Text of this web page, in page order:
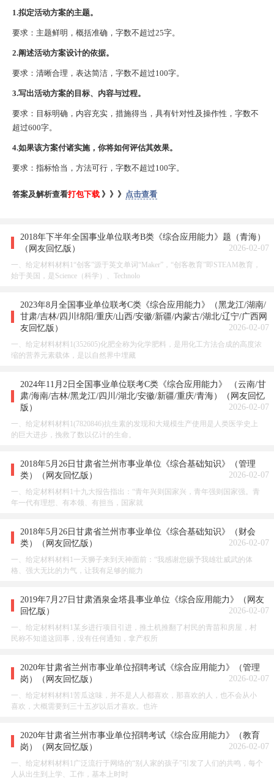
1.拟定活动方案的主题。
要求：主题鲜明，概括准确，字数不超过25字。
2.阐述活动方案设计的依据。
要求：清晰合理，表达简洁，字数不超过100字。
3.写出活动方案的目标、内容与过程。
要求：目标明确，内容充实，措施得当，具有针对性及操作性，字数不
超过600字。
4.如果该方案付诸实施，你将如何评估其效果。
要求：指标恰当，方法可行，字数不超过100字。
答案及解析查看打包下载 》》》 点击查看
2018年下半年全国事业单位联考B类《综合应用能力》题（青海）
（网友回忆版）
2026-02-07
一、给定材料材料1“创客”源于英文单词“Maker”，“创客教育”即STEAM教育，
始于美国，是Science（科学）、Technolo
2023年8月全国事业单位联考C类《综合应用能力》（黑龙江/湖南/
甘肃/吉林/四川绵阳/重庆/山西/安徽/新疆/内蒙古/湖北/辽宁/广西网
友回忆版）
2026-02-07
一、给定材料材料1(352605)化肥全称为化学肥料，是用化工方法合成的高度浓
缩的营养元素载体，是以自然界中埋藏
2024年11月2日全国事业单位联考C类《综合应用能力》 （云南/甘
肃/海南/吉林/黑龙江/四川/湖北/安徽/新疆/重庆/青海）（网友回忆
版）
2026-02-07
一、给定材料材料1(7820846)抗生素的发现和大规模生产使用是人类医学史上
的巨大进步，挽救了数以亿计的生命。
2018年5月26日甘肃省兰州市事业单位《综合基础知识》（管理
类）（网友回忆版）
2026-02-07
一、给定材料材料1十九大报告指出：“青年兴则国家兴，青年强则国家强。青
年一代有理想、有本领、有担当，国家就
2018年5月26日甘肃省兰州市事业单位《综合基础知识》（财会
类）（网友回忆版）
2026-02-07
一、给定材料材料1一天狮子来到天神面前：“我感谢您赐予我雄壮威武的体
格、强大无比的力气，让我有足够的能力
2019年7月27日甘肃酒泉金塔县事业单位《综合应用能力》（网友
回忆版）
2026-02-07
一、给定材料材料1某乡进行项目引进，推土机推翻了村民的青苗和房屋，村
民称不知道这回事，没有任何通知，拿产权所
2020年甘肃省兰州市事业单位招聘考试《综合应用能力》（管理
岗）（网友回忆版）
2026-02-07
一、给定材料材料1苦瓜这味，并不是人人都喜欢，那喜欢的人，也不会从小
喜欢，大概需要到三十五岁以后才喜欢。也许
2020年甘肃省兰州市事业单位招聘考试《综合应用能力》（教育
岗）（网友回忆版）
2026-02-07
一、给定材料材料1广泛流行于网络的“别人家的孩子”引发了人们的共鸣，每个
人从出生到上学、工作，基本上时时